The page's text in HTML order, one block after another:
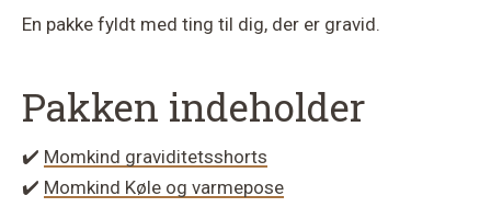
En pakke fyldt med ting til dig, der er gravid.
Pakken indeholder
✔️ Momkind graviditetsshorts
✔️ Momkind Køle og varmepose